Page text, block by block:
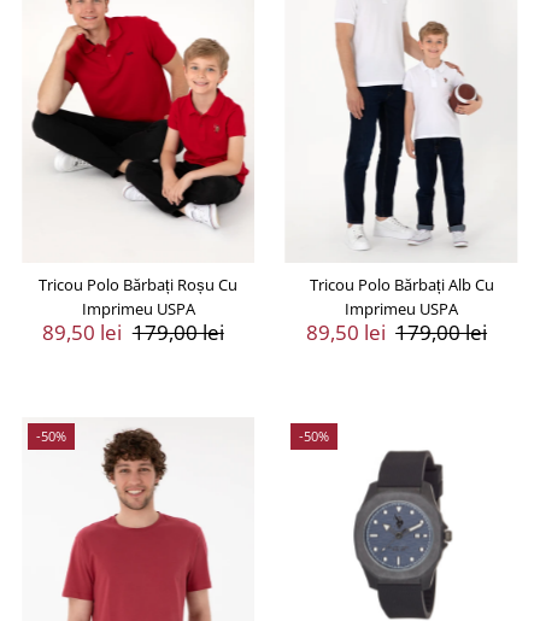
Tricou Polo Bărbați Roșu Cu
Imprimeu USPA
Preț
89,50 lei Preț
179,00 lei
Tricou Polo Bărbați Alb Cu
Imprimeu USPA
Preț
89,50 lei Preț
179,00 lei
-50% -50%